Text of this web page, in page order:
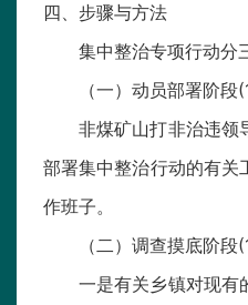
四、步骤与方法
集中整治专项行动分
（一）动员部署阶
非煤矿山打非治违领
部署集中整治行动的有关
作班子。
（二）调查摸底阶
一是有关乡镇对现有